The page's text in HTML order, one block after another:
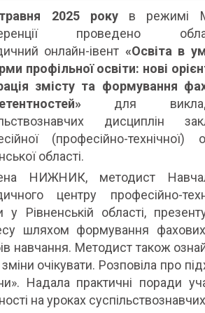
івент
про
та
2025 рокув режимі
проведено
онлайн-івент «Освіта в
профільної освіти: нові
змісту та формування
для
дисциплін
(професійно-технічної)
області.
НИЖНИК, методист
центру професійно-
у Рівненській області,
шляхом формування фахових
навчання. Методист також
зміни очікувати. Розповіла про
Надала практичні поради
на уроках